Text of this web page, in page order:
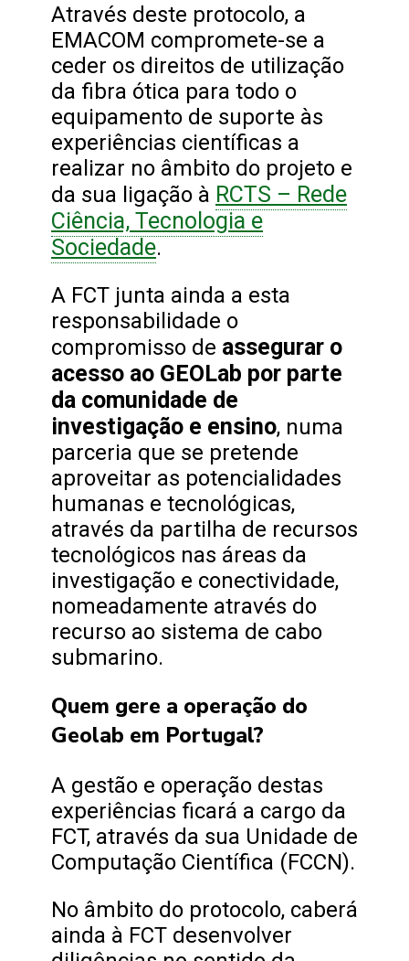
Através deste protocolo, a
EMACOM compromete-se a
ceder os direitos de utilização
da fibra ótica para todo o
equipamento de suporte às
experiências científicas a
realizar no âmbito do projeto e
da sua ligação à RCTS – Rede
Ciência, Tecnologia e
Sociedade.
A FCT junta ainda a esta
responsabilidade o
compromisso de assegurar o
acesso ao GEOLab por parte
da comunidade de
investigação e ensino, numa
parceria que se pretende
aproveitar as potencialidades
humanas e tecnológicas,
através da partilha de recursos
tecnológicos nas áreas da
investigação e conectividade,
nomeadamente através do
recurso ao sistema de cabo
submarino.
Quem gere a operação do
Geolab em Portugal?
A gestão e operação destas
experiências ficará a cargo da
FCT, através da sua Unidade de
Computação Científica (FCCN).
No âmbito do protocolo, caberá
ainda à FCT desenvolver